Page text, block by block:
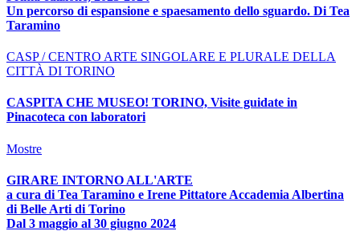
Un percorso di espansione e spaesamento dello sguardo. Di Tea
Taramino
CASP / CENTRO ARTE SINGOLARE E PLURALE DELLA
CITTÀ DI TORINO
CASPITA CHE MUSEO! TORINO, Visite guidate in
Pinacoteca con laboratori
Mostre
GIRARE INTORNO ALL'ARTE
a cura di Tea Taramino e Irene Pittatore Accademia Albertina
di Belle Arti di Torino
Dal 3 maggio al 30 giugno 2024